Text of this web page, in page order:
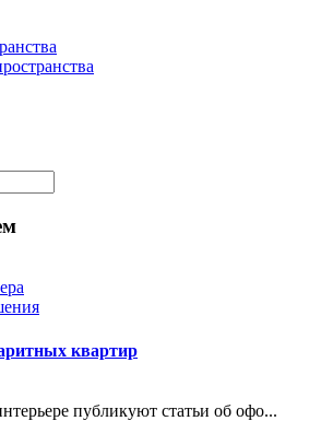
квартир
публикуют статьи об офо...